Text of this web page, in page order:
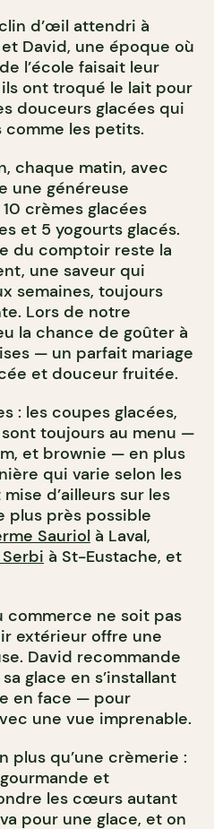
d’œil attendri à
David, une époque où
l’école faisait leur
ont troqué le lait pour
douceurs glacées qui
les petits.
chaque matin, avec
une généreuse
crèmes glacées
et 5 yogourts glacés.
du comptoir reste la
une saveur qui
semaines, toujours
Lors de notre
la chance de goûter à
— un parfait mariage
et douceur fruitée.
: les coupes glacées,
toujours au menu —
et brownie — en plus
qui varie selon les
d’ailleurs sur les
plus près possible
Sauriol à Laval,
à St-Eustache, et
commerce ne soit pas
extérieur offre une
David recommande
glace en s’installant
en face — pour
une vue imprenable.
plus qu’une crèmerie :
et
les cœurs autant
pour une glace, et on